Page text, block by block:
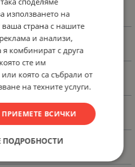
4
mm, Length: 8.5 mm
използването на
страна с нашите
и анализи,
комбинират с друга
сте им
която са събрали от
на техните услуги.
ПРИЕМЕТЕ ВСИЧКИ
ПОДРОБНОСТИ